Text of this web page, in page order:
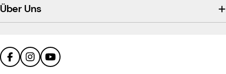
Über Uns
profile
FacebookInstagramYouTube